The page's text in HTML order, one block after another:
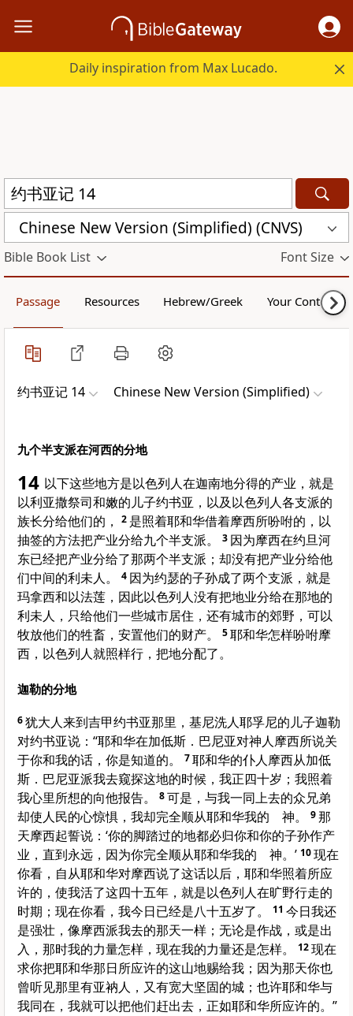
Daily inspiration from Max Lucado.
Chinese New Version (Simplified) (CNVS)
Bible Book List Font Size
Passage Resources Hebrew/Greek Your Content
约书亚记 14 Chinese New Version (Simplified)
九个半支派在河西的分地
14 以下这些地方是以色列人在迦南地分得的产业，就是
以利亚撒祭司和嫩的儿子约书亚，以及以色列人各支派的
族长分给他们的，
2 是照着耶和华借着摩西所吩咐的，以
抽签的方法把产业分给九个半支派。
3 因为摩西在约旦河
东已经把产业分给了那两个半支派；却没有把产业分给他
们中间的利未人。
4 因为约瑟的子孙成了两个支派，就是
玛拿西和以法莲，因此以色列人没有把地业分给在那地的
利未人，只给他们一些城市居住，还有城市的郊野，可以
牧放他们的牲畜，安置他们的财产。
5耶和华怎样吩咐摩
西，以色列人就照样行，把地分配了。
迦勒的分地
6犹大人来到吉甲约书亚那里，基尼洗人耶孚尼的儿子迦勒
对约书亚说：“耶和华在加低斯．巴尼亚对神人摩西所说关
于你和我的话，你是知道的。
7耶和华的仆人摩西从加低
斯．巴尼亚派我去窥探这地的时候，我正四十岁；我照着
我心里所想的向他报告。
8可是，与我一同上去的众兄弟
却使人民的心惊惧，我却完全顺从耶和华我的 神。
9那
天摩西起誓说：‘你的脚踏过的地都必归你和你的子孙作产
业，直到永远，因为你完全顺从耶和华我的 神。’ 10现在
你看，自从耶和华对摩西说了这话以后，耶和华照着所应
许的，使我活了这四十五年，就是以色列人在旷野行走的
时期；现在你看，我今日已经是八十五岁了。
11 今日我还
是强壮，像摩西派我去的那天一样；无论是作战，或是出
入，那时我的力量怎样，现在我的力量还是怎样。
12现在
求你把耶和华那日所应许的这山地赐给我；因为那天你也
曾听见那里有亚衲人，又有宽大坚固的城；也许耶和华与
我同在，我就可以把他们赶出去，正如耶和华所应许的。”